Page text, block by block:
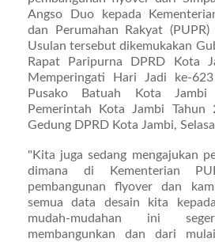
Angso Duo kepada
dan Perumahan Rakyat (PUPR)
Usulan tersebut dikemukakan
Rapat Paripurna DPRD Kota
Memperingati Hari Jadi ke-
Pusako Batuah Kota
Pemerintah Kota Jambi Tahun
Gedung DPRD Kota Jambi,
"Kita juga sedang mengajukan
dimana di Kementerian
pembangunan flyover dan
semua data desain kita
mudah-mudahan ini
membangunkan dan dari